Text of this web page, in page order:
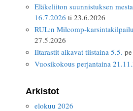
Eläkeliiton suunnistuksen
16.7.2026 ti 23.6.2026
RUL:n Milcomp-
27.5.2026
Iltarastit alkavat tiistaina 5.5.
Vuosikokous perjantaina
Arkistot
elokuu 2026